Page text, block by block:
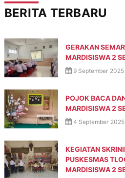
BERITA TERBARU
GERAKAN
MARDISISWA 2
9 September 2025
POJOK BACA
MARDISISWA 2
4 September 2025
KEGIATAN
PUSKESMAS
MARDISISWA 2